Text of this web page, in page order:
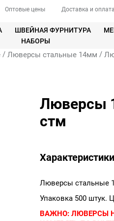
Оптовые цены Доставка и оплата
ШВЕЙНАЯ ФУРНИТУРА
НАБОРЫ
/ Люверсы стальные 14мм /
Люверсы
стм
Характеристики
Люверсы стальные
Упаковка 500 штук.
ВАЖНО: ЛЮВЕРСЫ